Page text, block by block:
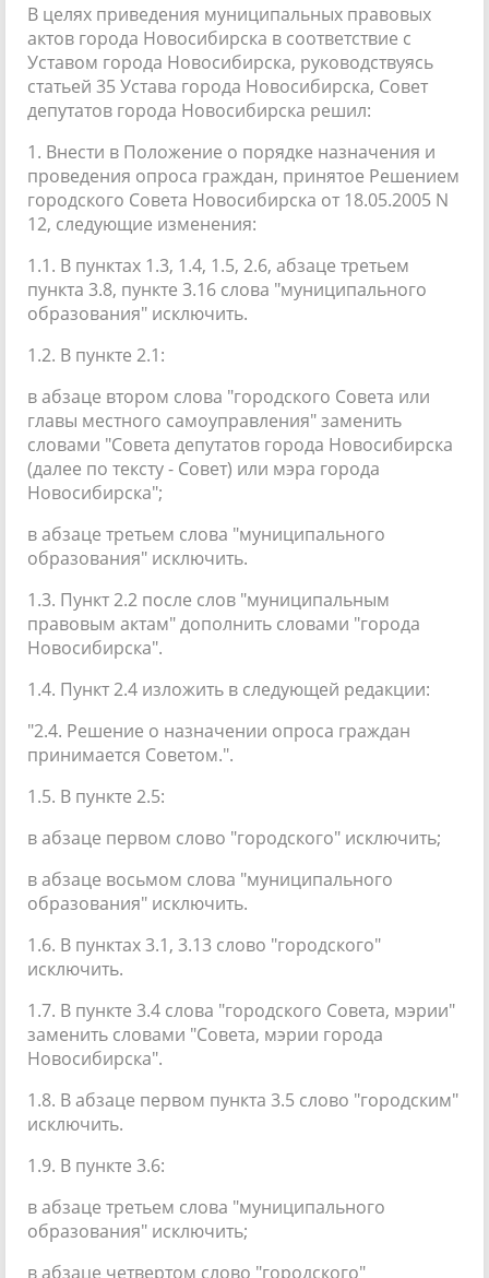
В целях приведения муниципальных правовых
актов города Новосибирска в соответствие с
Уставом города Новосибирска, руководствуясь
статьей 35 Устава города Новосибирска, Совет
депутатов города Новосибирска решил:
1. Внести в Положение о порядке назначения и
проведения опроса граждан, принятое Решением
городского Совета Новосибирска от 18.05.2005 N
12, следующие изменения:
1.1. В пунктах 1.3, 1.4, 1.5, 2.6, абзаце третьем
пункта 3.8, пункте 3.16 слова "муниципального
образования" исключить.
1.2. В пункте 2.1:
в абзаце втором слова "городского Совета или
главы местного самоуправления" заменить
словами "Совета депутатов города Новосибирска
(далее по тексту - Совет) или мэра города
Новосибирска";
в абзаце третьем слова "муниципального
образования" исключить.
1.3. Пункт 2.2 после слов "муниципальным
правовым актам" дополнить словами "города
Новосибирска".
1.4. Пункт 2.4 изложить в следующей редакции:
"2.4. Решение о назначении опроса граждан
принимается Советом.".
1.5. В пункте 2.5:
в абзаце первом слово "городского" исключить;
в абзаце восьмом слова "муниципального
образования" исключить.
1.6. В пунктах 3.1, 3.13 слово "городского"
исключить.
1.7. В пункте 3.4 слова "городского Совета, мэрии"
заменить словами "Совета, мэрии города
Новосибирска".
1.8. В абзаце первом пункта 3.5 слово "городским"
исключить.
1.9. В пункте 3.6:
в абзаце третьем слова "муниципального
образования" исключить;
в абзаце четвертом слово "городского"